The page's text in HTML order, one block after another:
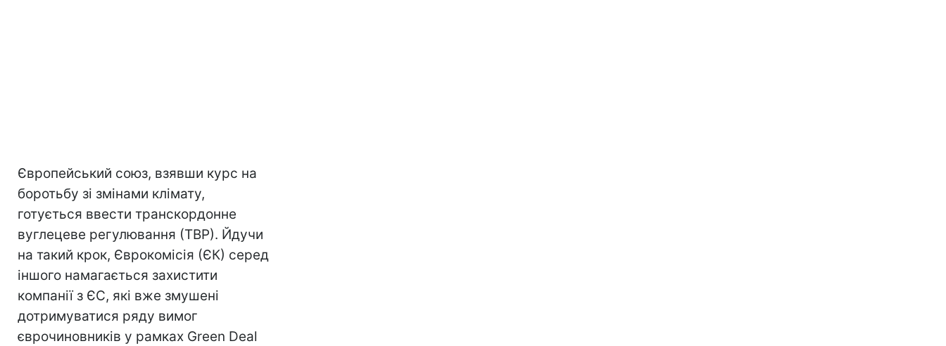
Європейський союз, взявши курс на
боротьбу зі змінами клімату,
готується ввести транскордонне
вуглецеве регулювання (ТВР). Йдучи
на такий крок, Єврокомісія (ЄК) серед
іншого намагається захистити
компанії з ЄС, які вже змушені
дотримуватися ряду вимог
єврочиновників у рамках Green Deal